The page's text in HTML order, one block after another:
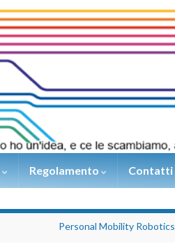
Regolamento Contatti
Personal Mobility Robotics